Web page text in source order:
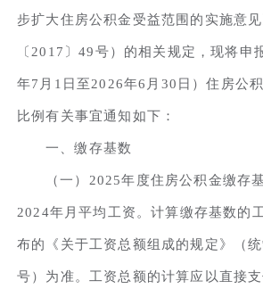
步扩大住房公积金受益范围的实施意
〔2017〕49号）的相关规定，现将申
年7月1日至2026年6月30日）住房公
比例有关事宜通知如下：
一、缴存基数
（一）2025年度住房公积金缴存
2024年月平均工资。计算缴存基数的
布的《关于工资总额组成的规定》（
号）为准。工资总额的计算应以直接